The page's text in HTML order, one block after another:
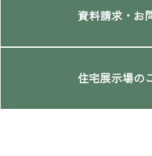
資料請求・お
住宅展示場の